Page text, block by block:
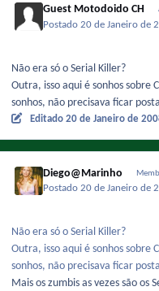
Guest Motodoido CH
Postado20 de Janeiro de
Não era só o Serial Killer?
Outra, isso aqui é sonhos sobre
sonhos, não precisava ficar
Editado 20 de Janeiro de
Diego@Marinho
Postado20 de Janeiro de
Não era só o Serial Killer?
Outra, isso aqui é sonhos sobre
sonhos, não precisava ficar
Mais os zumbis as vezes são os